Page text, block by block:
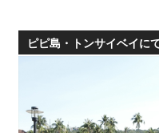
ピピ島・トンサイベイに